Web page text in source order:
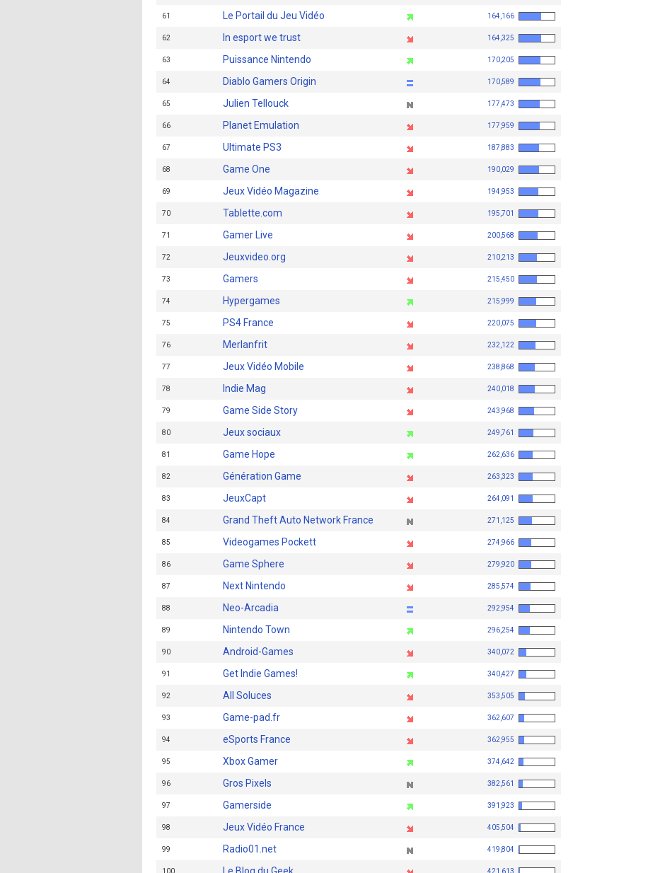
61 Le Portail du Jeu Vidéo 164,166
62 In esport we trust 164,325
63 Puissance Nintendo 170,205
64 Diablo Gamers Origin 170,589
65 Julien Tellouck 177,473
66 Planet Emulation 177,959
67 Ultimate PS3 187,883
68 Game One 190,029
69 Jeux Vidéo Magazine 194,953
70 Tablette.com 195,701
71 Gamer Live 200,568
72 Jeuxvideo.org 210,213
73 Gamers 215,450
74 Hypergames 215,999
75 PS4 France 220,075
76 Merlanfrit 232,122
77 Jeux Vidéo Mobile 238,868
78 Indie Mag 240,018
79 Game Side Story 243,968
80 Jeux sociaux 249,761
81 Game Hope 262,636
82 Génération Game 263,323
83 JeuxCapt 264,091
84 Grand Theft Auto Network France 271,125
85 Videogames Pockett 274,966
86 Game Sphere 279,920
87 Next Nintendo 285,574
88 Neo-Arcadia 292,954
89 Nintendo Town 296,254
90 Android-Games 340,072
91 Get Indie Games! 340,427
92 All Soluces 353,505
93 Game-pad.fr 362,607
94 eSports France 362,955
95 Xbox Gamer 374,642
96 Gros Pixels 382,561
97 Gamerside 391,923
98 Jeux Vidéo France 405,504
99 Radio01.net 419,804
100 421,613